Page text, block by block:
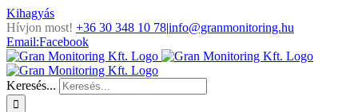
Kihagyás
Hívjon most! +36 30 348 10 78|info@granmonitoring.hu
Email:Facebook
Keresés...